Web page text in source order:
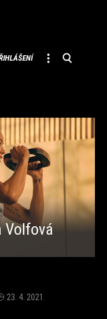
Volfová
23. 4. 2021